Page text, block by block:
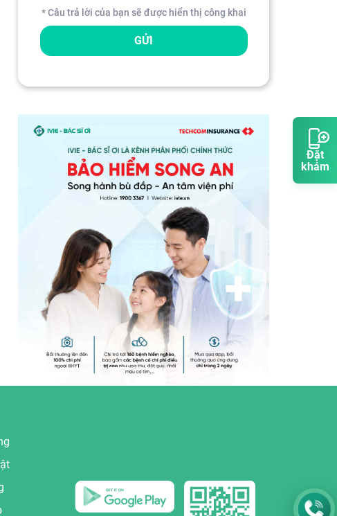
Đặt
khám
* Câu trả lời của bạn sẽ được hiển thị công khai
GỬI